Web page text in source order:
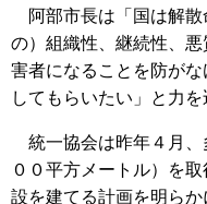
阿部市長は「国は解散
の）組織性、継続性、
害者になることを防が
してもらいたい」と力を
統一協会は昨年４月、
００平方メートル）を
設を建てる計画を明らか